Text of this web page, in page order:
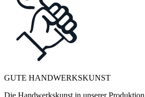
GUTE HANDWERKSKUNST